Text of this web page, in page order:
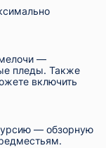
—
пледы. Также
включить
— обзорную